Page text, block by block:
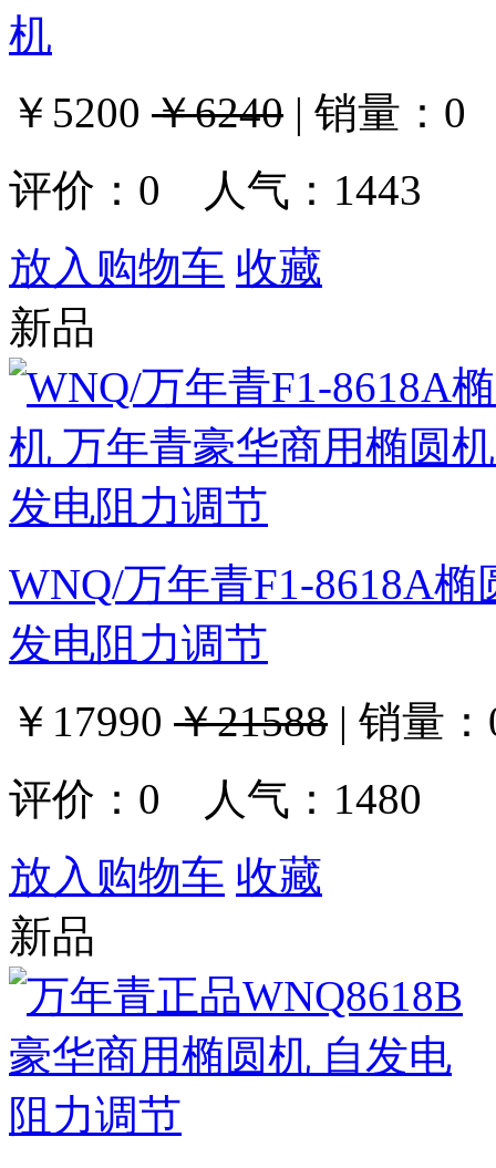
机
￥5200 ￥6240 | 销量： 0
评价： 0 人气：1443
放入购物车 收藏
新品
WNQ/万年青F1-8618A
发电阻力调节
￥17990 ￥21588 | 销量：
评价： 0 人气：1480
放入购物车 收藏
新品